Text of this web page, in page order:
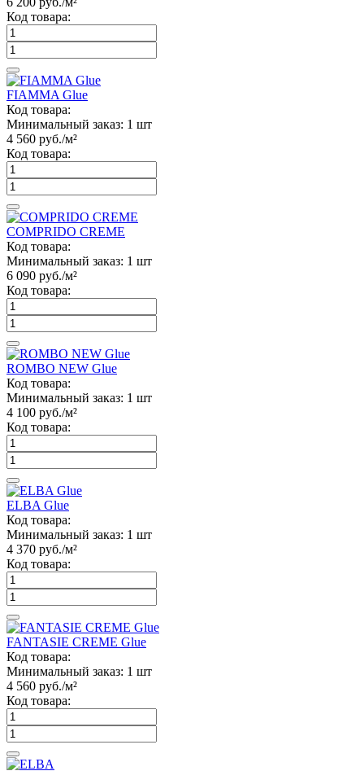
Код товара:
FIAMMA Glue
Код товара:
Минимальный заказ: 1 шт
4 560 руб./м²
Код товара:
COMPRIDO CREME
Код товара:
Минимальный заказ: 1 шт
6 090 руб./м²
Код товара:
ROMBO NEW Glue
Код товара:
Минимальный заказ: 1 шт
4 100 руб./м²
Код товара:
ELBA Glue
Код товара:
Минимальный заказ: 1 шт
4 370 руб./м²
Код товара:
FANTASIE CREME Glue
Код товара:
Минимальный заказ: 1 шт
4 560 руб./м²
Код товара: